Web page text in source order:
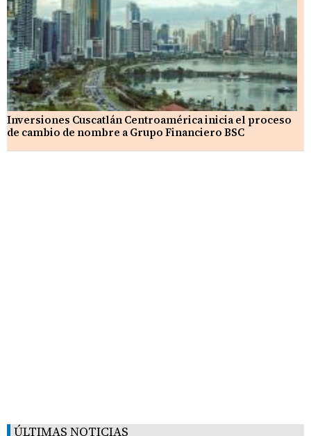
Inversiones Cuscatlán Centroamérica inicia el proceso
de cambio de nombre a Grupo Financiero BSC
ÚLTIMAS NOTICIAS